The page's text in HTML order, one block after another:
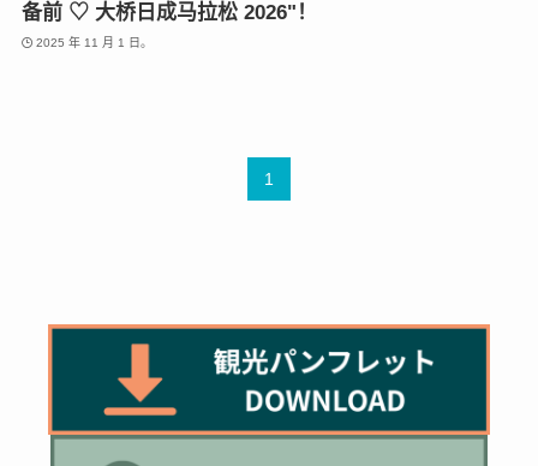
备前 ♡ 大桥日成马拉松 2026"！
2025 年 11 月 1 日。
1